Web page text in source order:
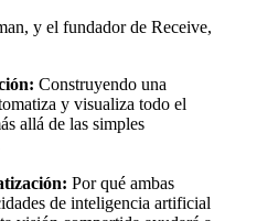
y el fundador de Receive,
Construyendo una
y visualiza todo el
allá de las simples
Por qué ambas
de inteligencia artificial